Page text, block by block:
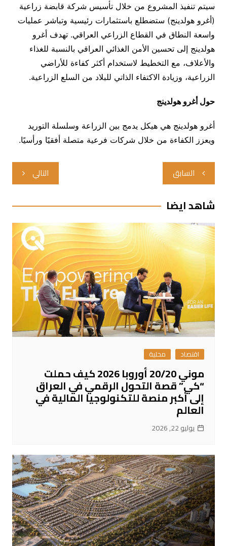
سيتم تنفيذ المشروع من خلال تأسيس شركة قابضة زراعية
(أغرو هولدينج) ستضطلع باستثمارات رئيسية وتباشر عمليات
واسعة النطاق في القطاع الزراعي العراقي. تهدف أغرو
هولدينج إلى تحسين الأمن الغذائي العراقي بالنسبة للغذاء
والأعلاف، مع التخطيط لاستخدام أكثر كفاءة للأراضي
الزراعية، وزيادة الاكتفاء الذاتي للبلاد من السلع الزراعية.
حول أغرو هولدينج
أغرو هولدينج هي هيكل يدمج بين الزراعة وسلسلة التوريد
ويعزز الكفاءة من خلال شركات فرعية متصلة أفقيًا ورأسيًا.
تصفّح
المقالات
السابق التالي
شاهد ايضا
اقتصاد محلية
موني 20/20 أوروبا 2026 كيف حملت
“كي” قصة التحول الرقمي في العراق
إلى أكبر منصة للتكنولوجيا المالية في
العالم
يوليو 22, 2026